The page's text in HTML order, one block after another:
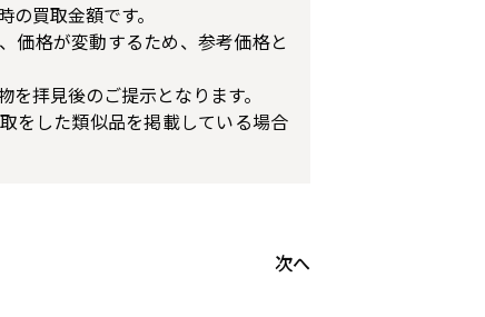
買取金額です。
価格が変動するため、参考価格と
拝見後のご提示となります。
をした類似品を掲載している場合
次へ